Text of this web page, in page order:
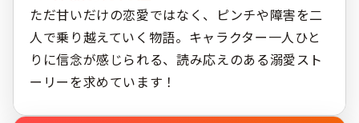
ただ甘いだけの恋愛ではなく、ピンチや障害を二
人で乗り越えていく物語。キャラクター一人ひと
りに信念が感じられる、読み応えのある溺愛スト
ーリーを求めています！